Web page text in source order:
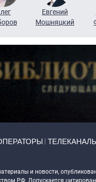
Евгений
Мошняцкий
и новости,
РФ. Допускается